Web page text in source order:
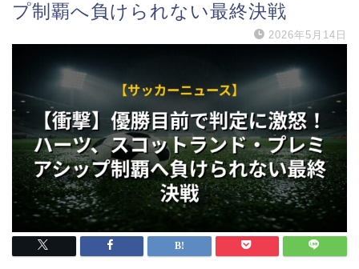
プ制覇へ負けられない最終決戦
2026年5月14日